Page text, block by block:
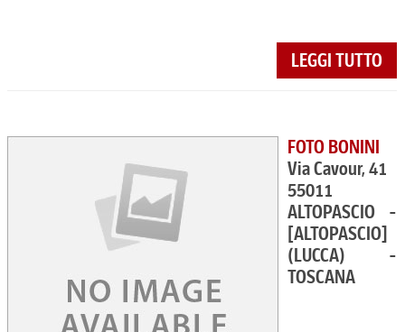
LEGGI TUTTO
FOTO BONINI
Via Cavour, 41
55011
ALTOPASCIO -
[ALTOPASCIO]
(LUCCA) -
TOSCANA